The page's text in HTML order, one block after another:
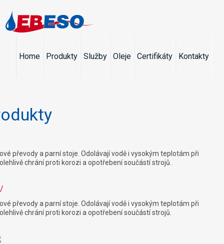
Home Produkty Služby Oleje Certifikáty Kontakty
převody a parní stoje. Odolávají vodě i vysokým teplotám při
chrání proti korozi a opotřebení součástí strojů.
převody a parní stoje. Odolávají vodě i vysokým teplotám při
chrání proti korozi a opotřebení součástí strojů.